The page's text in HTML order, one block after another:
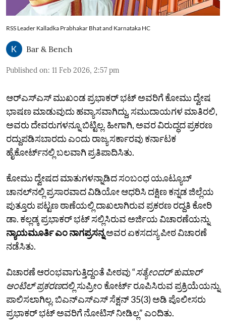
RSS Leader Kalladka Prabhakar Bhat and Karnataka HC
Bar & Bench
Published on: 11 Feb 2026, 2:57 pm
ಆರ್‌ಎಸ್‌ಎಸ್‌ ಮುಖಂಡ ಪ್ರಭಾಕರ್‌ ಭಟ್‌ ಅವರಿಗೆ ಕೋಮು ದ್ವೇಷ
ಭಾಷಣ ಮಾಡುವುದು ಹವ್ಯಾಸವಾಗಿದ್ದು, ಸಮುದಾಯಗಳ ಮಾತಿರಲಿ,
ಅವರು ದೇವರುಗಳನ್ನೂ ಬಿಟ್ಟಿಲ್ಲ. ಹೀಗಾಗಿ, ಅವರ ವಿರುದ್ಧದ ಪ್ರಕರಣ
ರದ್ದುಪಡಿಸಬಾರದು ಎಂದು ರಾಜ್ಯ ಸರ್ಕಾರವು ಕರ್ನಾಟಕ
ಹೈಕೋರ್ಟ್‌ನಲ್ಲಿ ಬಲವಾಗಿ ಪ್ರತಿಪಾದಿಸಿತು.
ಕೋಮು ದ್ವೇಷದ ಮಾತುಗಳನ್ನಾಡಿದ ಸಂಬಂಧ ಯೂಟ್ಯೂಬ್‌
ಚಾನಲ್‌ನಲ್ಲಿ ಪ್ರಸಾರವಾದ ವಿಡಿಯೋ ಆಧರಿಸಿ ದಕ್ಷಿಣ ಕನ್ನಡ ಜಿಲ್ಲೆಯ
ಪುತ್ತೂರು ಪಟ್ಟಣ ಠಾಣೆಯಲ್ಲಿ ದಾಖಲಾಗಿರುವ ಪ್ರಕರಣ ರದ್ದತಿ ಕೋರಿ
ಡಾ. ಕಲ್ಲಡ್ಕ ಪ್ರಭಾಕರ್‌ ಭಟ್‌ ಸಲ್ಲಿಸಿರುವ ಅರ್ಜಿಯ ವಿಚಾರಣೆಯನ್ನು
ನ್ಯಾಯಮೂರ್ತಿ ಎಂ ನಾಗಪ್ರಸನ್ನಅವರ ಏಕಸದಸ್ಯ ಪೀಠ ವಿಚಾರಣೆ
ನಡೆಸಿತು.
ವಿಚಾರಣೆ ಆರಂಭವಾಗುತ್ತಿದ್ದಂತೆ ಪೀಠವು “ಸತ್ಯೇಂದರ್‌ ಕುಮಾರ್‌
ಆಂಟಿಲ್‌ ಪ್ರಕರಣದಲ್ಲಿ ಸುಪ್ರೀಂ ಕೋರ್ಟ್‌ ರೂಪಿಸಿರುವ ಪ್ರಕ್ರಿಯೆಯನ್ನು
ಪಾಲಿಸಲಾಗಿಲ್ಲ. ಬಿಎನ್‌ಎಸ್‌ಎಸ್‌ ಸೆಕ್ಷನ್‌ 35(3) ಅಡಿ ಪೊಲೀಸರು
ಪ್ರಭಾಕರ್‌ ಭಟ್‌ ಅವರಿಗೆ ನೋಟಿಸ್‌ ನೀಡಿಲ್ಲ” ಎಂದಿತು.